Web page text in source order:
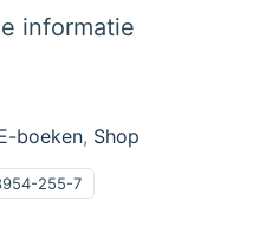
informatie
boeken, Shop
255-7